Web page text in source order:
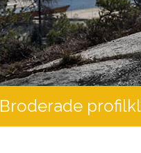
Broderade